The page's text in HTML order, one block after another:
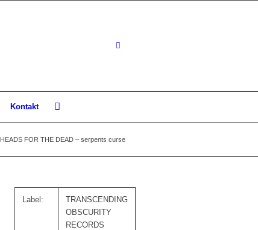
Kontakt
HEADS FOR THE DEAD – serpents curse
Label:
TRANSCENDING
OBSCURITY
RECORDS